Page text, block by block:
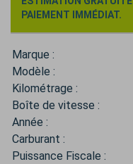
PAIEMENT IMMÉDIAT.
Marque :
Modèle :
Kilométrage :
Boîte de vitesse :
Année :
Carburant :
Puissance Fiscale :